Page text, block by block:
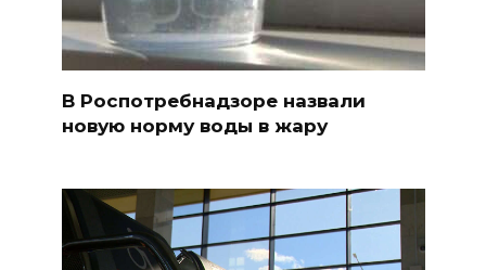
В Роспотребнадзоре назвали
новую норму воды в жару